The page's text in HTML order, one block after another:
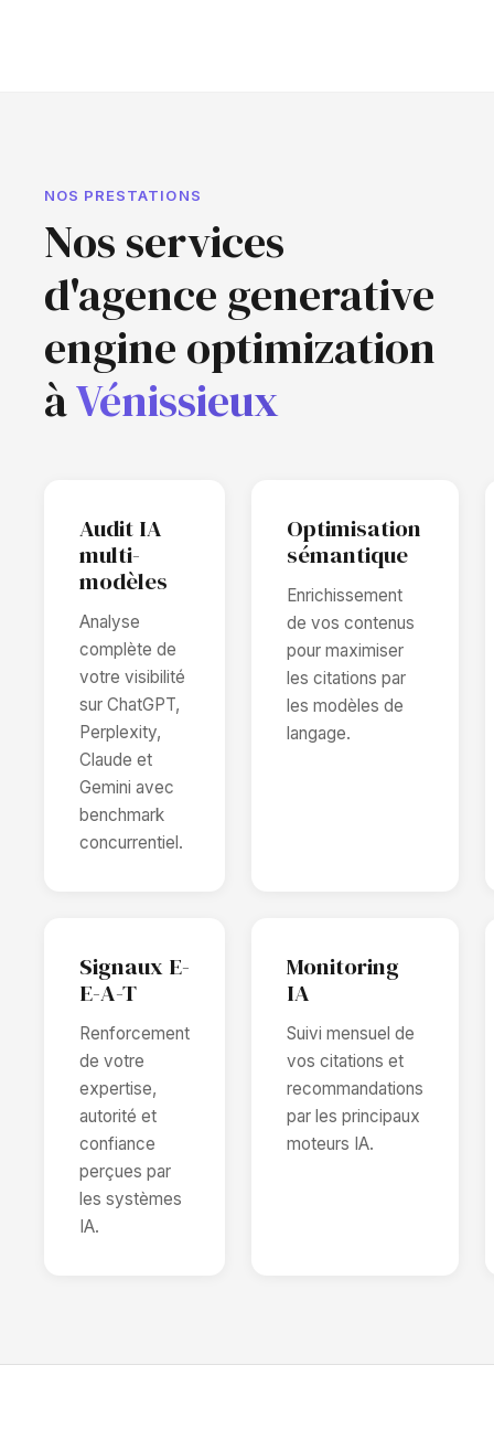
NOS PRESTATIONS
Nos services
d'agence generative
engine optimization
àVénissieux
Audit IA
multi-
modèles
Analyse
complète de
votre visibilité
sur ChatGPT,
Perplexity,
Claude et
Gemini avec
benchmark
concurrentiel.
Optimisation
sémantique
Enrichissement
de vos contenus
pour maximiser
les citations par
les modèles de
langage.
Signaux E-
E-A-T
Renforcement
de votre
expertise,
autorité et
confiance
perçues par
les systèmes
IA.
Monitoring
IA
Suivi mensuel de
vos citations et
recommandations
par les principaux
moteurs IA.